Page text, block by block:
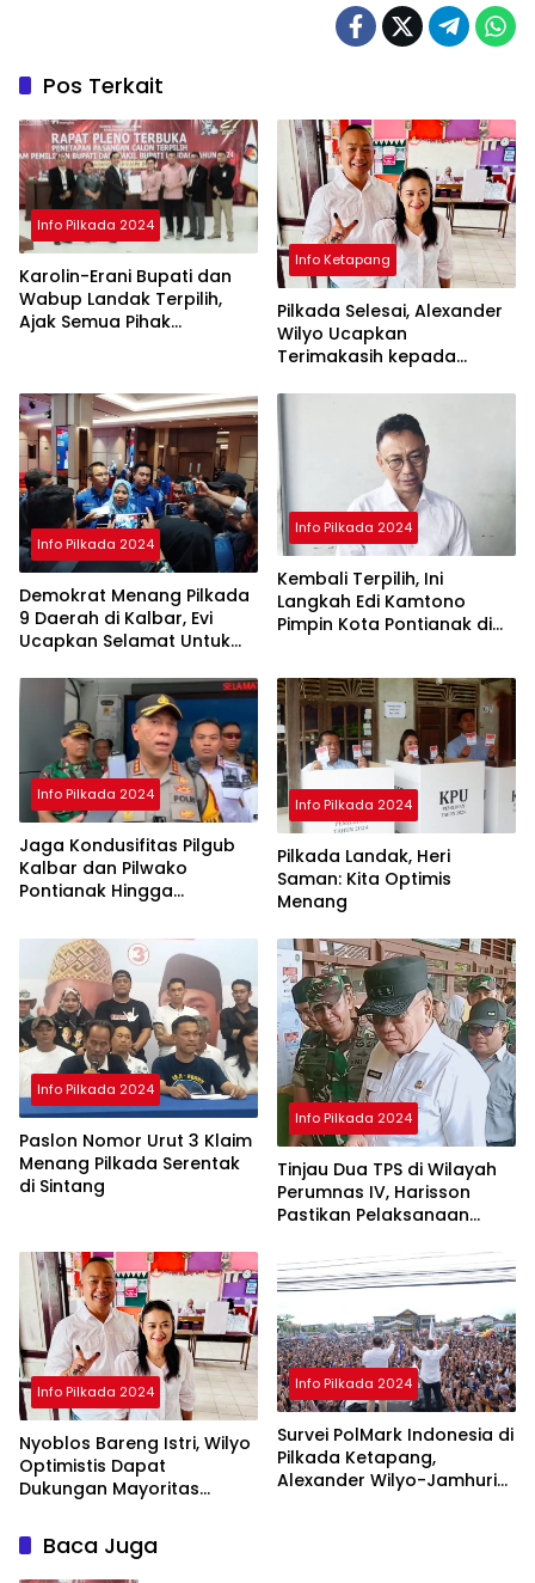
Pos Terkait
Info Pilkada 2024
Karolin-Erani Bupati dan
Wabup Landak Terpilih,
Ajak Semua Pihak
Info Ketapang
Pilkada Selesai, Alexander
Wilyo Ucapkan
Terimakasih kepada
Info Pilkada 2024
Demokrat Menang Pilkada
9 Daerah di Kalbar, Evi
Ucapkan Selamat Untuk
Info Pilkada 2024
Kembali Terpilih, Ini
Langkah Edi Kamtono
Pimpin Kota Pontianak di
Info Pilkada 2024
Jaga Kondusifitas Pilgub
Kalbar dan Pilwako
Pontianak Hingga
Selesai
Info Pilkada 2024
Pilkada Landak, Heri
Saman: Kita Optimis
Menang
Info Pilkada 2024
Paslon Nomor Urut 3 Klaim
Menang Pilkada Serentak
di Sintang
Info Pilkada 2024
Tinjau Dua TPS di Wilayah
Perumnas IV, Harisson
Pastikan Pelaksanaan
Aman
Info Pilkada 2024
Nyoblos Bareng Istri, Wilyo
Optimistis Dapat
Dukungan Mayoritas
Info Pilkada 2024
Survei PolMark Indonesia di
Pilkada Ketapang,
Alexander Wilyo-Jamhuri
Baca Juga